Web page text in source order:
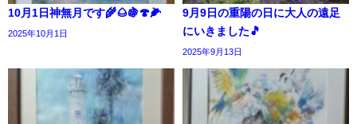
10月1日神無月です🌾🌰🍇🍄🌽
2025年10月1日
9月9日の重陽の日に大人の遠足
にいきました🎵
2025年9月13日